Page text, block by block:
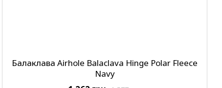
Балаклава Airhole Balaclava Hinge Polar Fleece
Navy